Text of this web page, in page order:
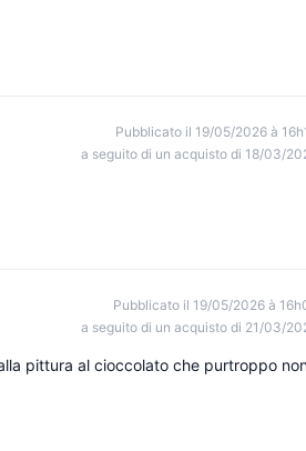
Pubblicato il 19/05/2026 à
a seguito di un acquisto di 18/03/
Pubblicato il 19/05/2026 à
a seguito di un acquisto di 21/03/
pittura al cioccolato che purtroppo